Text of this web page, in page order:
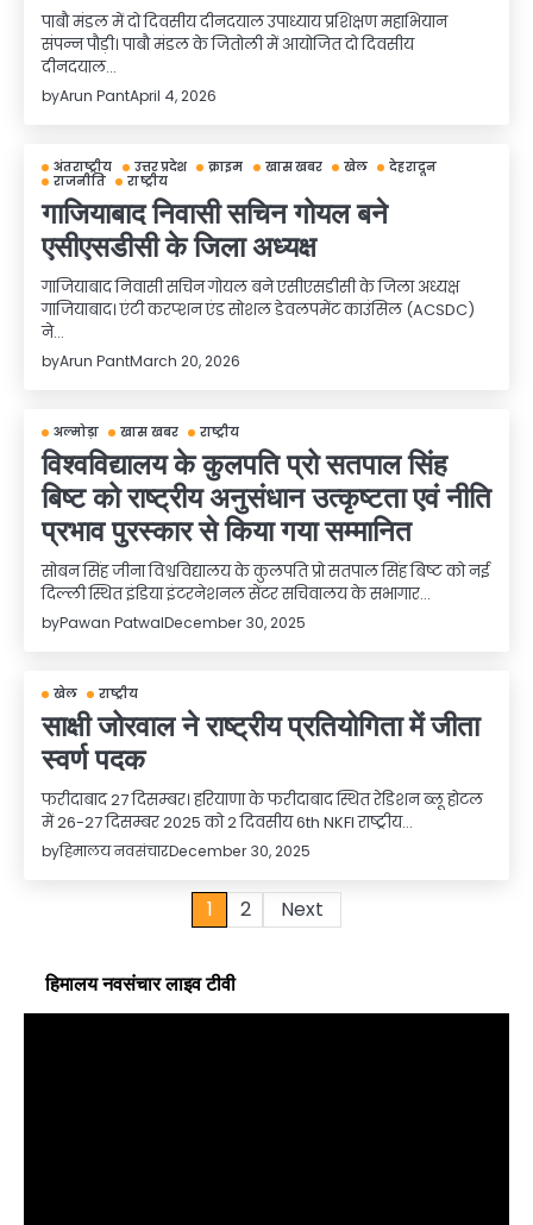
पाबौ मंडल में दो दिवसीय दीनदयाल उपाध्याय प्रशिक्षण महाभियान
संपन्न पौड़ी। पाबौ मंडल के जितोली में आयोजित दो दिवसीय
दीनदयाल…
byArun PantApril 4, 2026
अंतराष्ट्रीय उत्तर प्रदेश क्राइम खास खबर खेल
देहरादून
राजनीति
राष्ट्रीय
गाजियाबाद निवासी सचिन गोयल बने
एसीएसडीसी के जिला अध्यक्ष
गाजियाबाद निवासी सचिन गोयल बने एसीएसडीसी के जिला अध्यक्ष
गाजियाबाद। एंटी करप्शन एंड सोशल डेवलपमेंट काउंसिल (ACSDC)
ने…
byArun PantMarch 20, 2026
अल्मोड़ा खास खबर राष्ट्रीय
विश्वविद्यालय के कुलपति प्रो सतपाल सिंह
बिष्ट को राष्ट्रीय अनुसंधान उत्कृष्टता एवं नीति
प्रभाव पुरस्कार से किया गया सम्मानित
सोबन सिंह जीना विश्वविद्यालय के कुलपति प्रो सतपाल सिंह बिष्ट को नई
दिल्ली स्थित इंडिया इंटरनेशनल सेंटर सचिवालय के सभागार…
byPawan PatwalDecember 30, 2025
खेल राष्ट्रीय
साक्षी जोरवाल ने राष्ट्रीय प्रतियोगिता में जीता
स्वर्ण पदक
फरीदाबाद 27 दिसम्बर। हरियाणा के फरीदाबाद स्थित रेडिशन ब्लू होटल
में 26-27 दिसम्बर 2025 को 2 दिवसीय 6th NKFI राष्ट्रीय…
byहिमालय नवसंचारDecember 30, 2025
1 2 Next
हिमालय नवसंचार लाइव टीवी